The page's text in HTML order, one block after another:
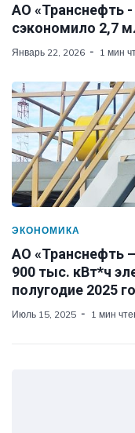
АО «Транснефть -
сэкономило 2,7
Январь 22, 2026 1 мин
ЭКОНОМИКА
АО «Транснефть
900 тыс. кВт*ч
полугодие 2025
Июль 15, 2025 1 мин